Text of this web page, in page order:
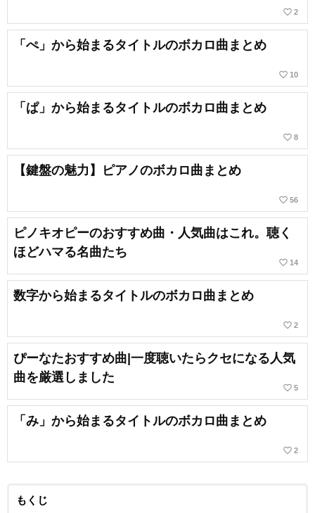
favorite_border 2
「ぺ」から始まるタイトルのボカロ曲まとめ
favorite_border 10
「ぱ」から始まるタイトルのボカロ曲まとめ
favorite_border 8
【鍵盤の魅力】ピアノのボカロ曲まとめ
favorite_border 56
ピノキオピーのおすすめ曲・人気曲はこれ。聴く
ほどハマる名曲たち
favorite_border 14
数字から始まるタイトルのボカロ曲まとめ
favorite_border 2
ぴーなたおすすめ曲|一度聴いたらクセになる人気
曲を厳選しました
favorite_border 5
「み」から始まるタイトルのボカロ曲まとめ
favorite_border 2
もくじ